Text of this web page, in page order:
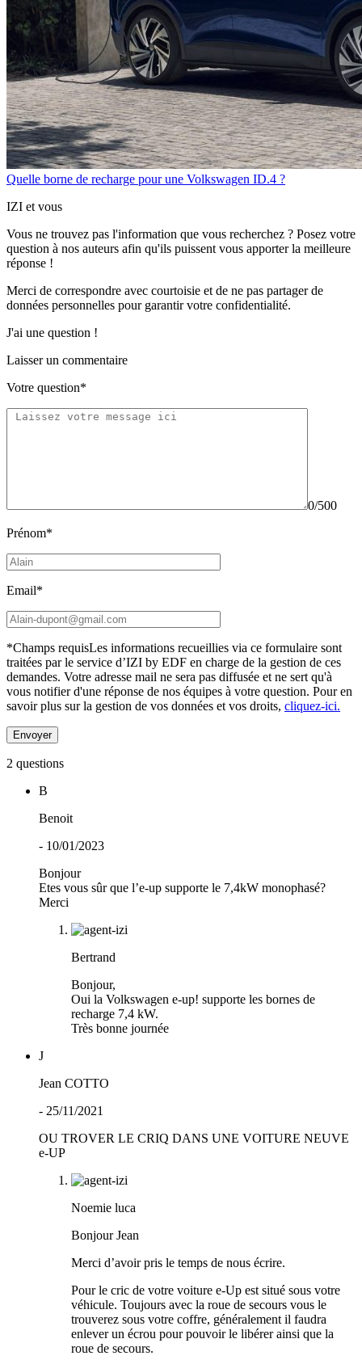
Quelle borne de recharge pour une Volkswagen ID.4 ?
IZI et vous
Vous ne trouvez pas l'information que vous recherchez ? Posez votre
question à nos auteurs afin qu'ils puissent vous apporterla meilleure
réponse !
Merci de correspondre avec courtoisie et de ne pas partagerde
données personnelles pour garantir votre confidentialité.
J'ai une question !
Laisser un commentaire
Votre question*
0/500
Prénom*
Email*
*Champs requisLes informations recueillies via ce formulaire sont
traitées par le service d’IZI by EDF en charge de la gestion de ces
demandes. Votre adresse mail ne sera pas diffusée et ne sert qu'à
vous notifier d'une réponse de nos équipes à votre question. Pour en
savoir plus sur la gestion de vos données et vos droits, cliquez-ici.
2 questions
B
Benoit
- 10/01/2023
Bonjour
Etes vous sûr que l’e-up supporte le 7,4kW monophasé?
Merci
Bertrand
Bonjour,
Oui la Volkswagen e-up! supporte les bornes de
recharge 7,4 kW.
Très bonne journée
J
Jean COTTO
- 25/11/2021
OU TROVER LE CRIQ DANS UNE VOITURE NEUVE
e-UP
Noemie luca
Bonjour Jean
Merci d’avoir pris le temps de nous écrire.
Pour le cric de votre voiture e-Up est situé sous votre
véhicule. Toujours avec la roue de secours vous le
trouverez sous votre coffre, généralement il faudra
enlever un écrou pour pouvoir le libérer ainsi que la
roue de secours.